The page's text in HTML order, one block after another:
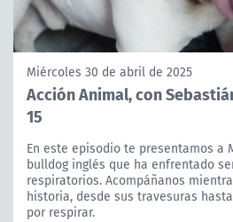
Miércoles 30 de abril de 2025
Acción Animal, con
15
En este episodio te presentamos a
bulldog inglés que ha enfrentado
respiratorios. Acompáñanos
historia, desde sus travesuras
por respirar.